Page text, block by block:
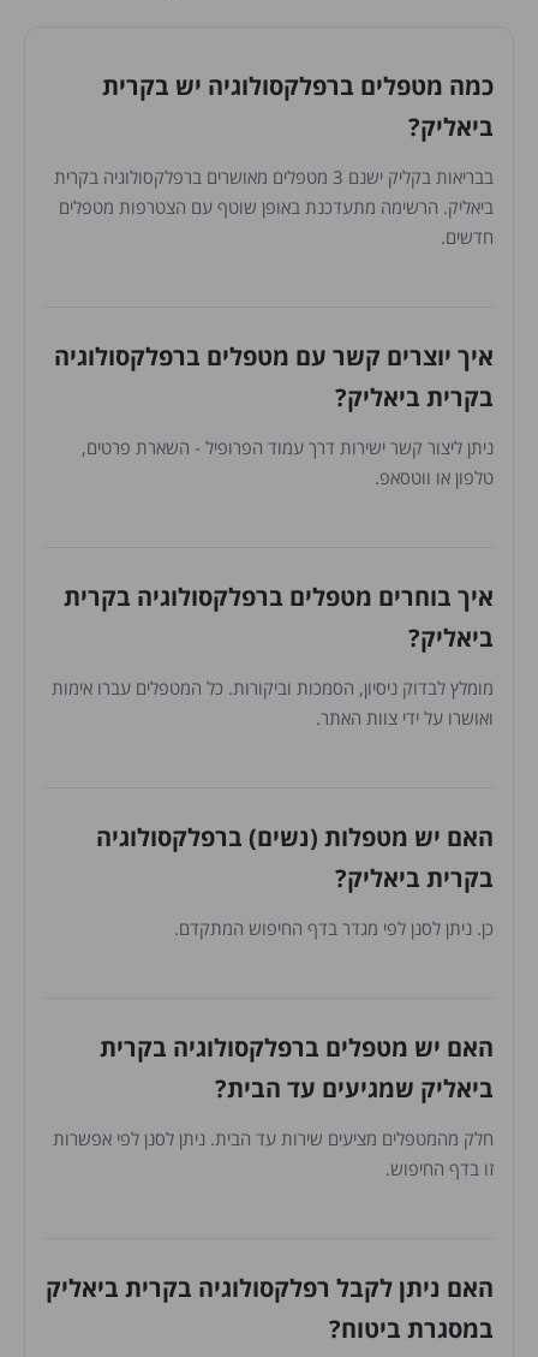
כמה מטפלים ברפלקסולוגיה יש בקרית
ביאליק?
בבריאות בקליק ישנם 3 מטפלים מאושרים ברפלקסולוגיה בקרית
ביאליק. הרשימה מתעדכנת באופן שוטף עם הצטרפות מטפלים
חדשים.
איך יוצרים קשר עם מטפלים ברפלקסולוגיה
בקרית ביאליק?
ניתן ליצור קשר ישירות דרך עמוד הפרופיל - השארת פרטים,
טלפון או ווטסאפ.
איך בוחרים מטפלים ברפלקסולוגיה בקרית
ביאליק?
מומלץ לבדוק ניסיון, הסמכות וביקורות. כל המטפלים עברו אימות
ואושרו על ידי צוות האתר.
האם יש מטפלות (נשים) ברפלקסולוגיה
בקרית ביאליק?
כן. ניתן לסנן לפי מגדר בדף החיפוש המתקדם.
האם יש מטפלים ברפלקסולוגיה בקרית
ביאליק שמגיעים עד הבית?
חלק מהמטפלים מציעים שירות עד הבית. ניתן לסנן לפי אפשרות
זו בדף החיפוש.
האם ניתן לקבל רפלקסולוגיה בקרית ביאליק
במסגרת ביטוח?